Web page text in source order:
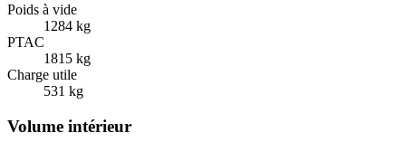
Poids à vide
1284 kg
PTAC
1815 kg
Charge utile
531 kg
Volume intérieur